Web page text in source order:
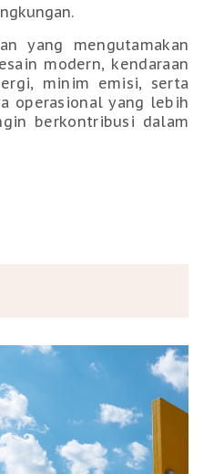
yang mengutamakan
modern, kendaraan
minim emisi, serta
operasional yang lebih
berkontribusi dalam